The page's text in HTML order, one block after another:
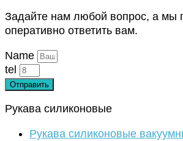
Задайте нам любой вопрос, а мы
оперативно ответить вам.
Name
tel
Отправить
Рукава силиконовые
Рукава силиконовые